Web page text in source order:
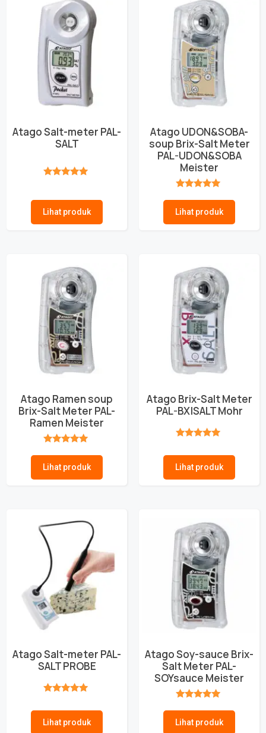
Atago Salt-meter PAL-
SALT
Lihat produk
Atago UDON&SOBA-
soup Brix-Salt Meter
PAL-UDON&SOBA
Meister
Lihat produk
Atago Ramen soup
Brix-Salt Meter PAL-
Ramen Meister
Lihat produk
Atago Brix-Salt Meter
PAL-BX|SALT Mohr
Lihat produk
Atago Salt-meter PAL-
SALT PROBE
Lihat produk
Atago Soy-sauce Brix-
Salt Meter PAL-
SOYsauce Meister
Lihat produk